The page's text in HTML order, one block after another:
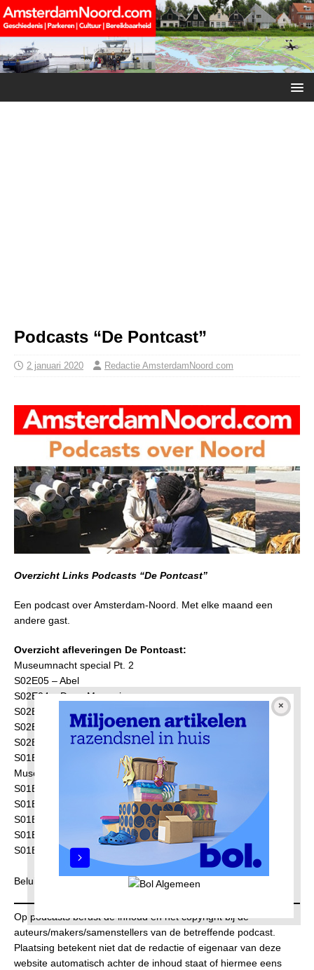
Podcasts “De Pontcast”
2 januari 2020 Redactie AmsterdamNoord com
Overzicht Links Podcasts “De Pontcast”
Een podcast over Amsterdam-Noord. Met elke maand een
andere gast.
Overzicht afleveringen De Pontcast:
Museumnacht special Pt. 2
S02E05 – Abel
S02E04 – Daan Meeuwig
S02E03 – Ellen Brudet
S02E02 – Oussama Ahammoud
S02E01 – Colin & Jordy van SkateCafe
S01E06 – Paul Scheerder
Museumnacht special
S01E05 – Sam de Jong
S01EO4 – Lamyn Belgaroui
S01E03 – RBDjan
S01E02 – Coby van Berkum
S01E01 – Massih Hutak
Beluister de afleveringen opopen spotify
Op podcasts berust de inhoud en het copyright bij de
auteurs/makers/samenstellers van de betreffende podcast.
Plaatsing betekent niet dat de redactie of eigenaar van deze
website automatisch achter de inhoud staat of hiermee eens